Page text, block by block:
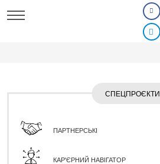
СПЕЦПРОЄКТИ
ПАРТНЕРСЬКІ
КАР'ЄРНИЙ НАВІГАТОР